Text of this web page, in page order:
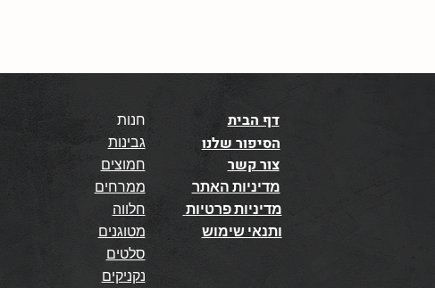
חנות
גבינות
חמוצים
ממרחים
חלווה
מטוגנים
סלטים
נקניקים
דף הבית
הסיפור שלנו
צור קשר
מדיניות האתר
ותנאי שימוש